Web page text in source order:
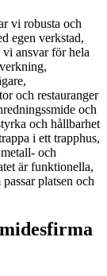
vi robusta och
egen verkstad,
ansvar för hela
och restauranger
och
och hållbarhet
i ett trapphus,
och
är funktionella,
platsen och